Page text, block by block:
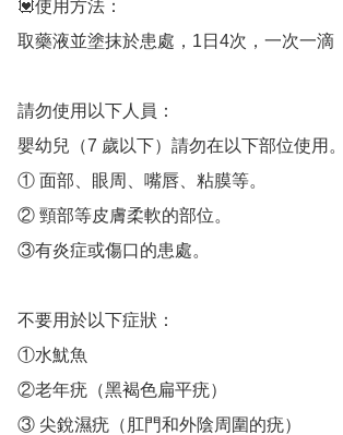
💟使用方法：
取藥液並塗抹於患處，1日4次，一次一滴
請勿使用以下人員：
嬰幼兒（7 歲以下）請勿在以下部位使用。
① 面部、眼周、嘴唇、粘膜等。
② 頸部等皮膚柔軟的部位。
③有炎症或傷口的患處。
不要用於以下症狀：
①水魷魚
②老年疣（黑褐色扁平疣）
③ 尖銳濕疣（肛門和外陰周圍的疣）